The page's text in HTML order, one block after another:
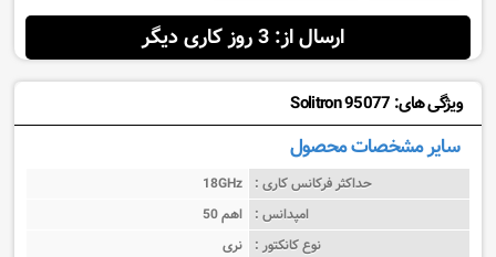
ارسال از: 3 روز کاری دیگر
ویژگی های: Solitron 95077
سایر مشخصات محصول
حداکثر فرکانس کاری : 18GHz
امپدانس : 50 اهم
نوع کانکتور : نری